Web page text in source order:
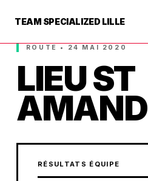
TEAM SPECIALIZED LILLE
ROUTE • 24 MAI 2020
LIEU ST
AMAND
RÉSULTATS ÉQUIPE